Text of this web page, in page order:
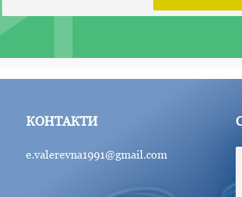
КОНТАКТИ
e.valerevna1991@gmail.com